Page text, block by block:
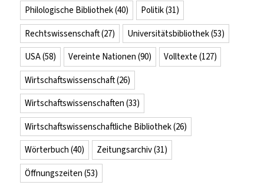
Philologische Bibliothek(40) Politik(31)
Rechtswissenschaft(27) Universitätsbibliothek(53)
USA(58) Vereinte Nationen (90) Volltexte (127)
Wirtschaftswissenschaft(26)
Wirtschaftswissenschaften (33)
Wirtschaftswissenschaftliche Bibliothek(26)
Wörterbuch (40) Zeitungsarchiv(31)
Öffnungszeiten (53)